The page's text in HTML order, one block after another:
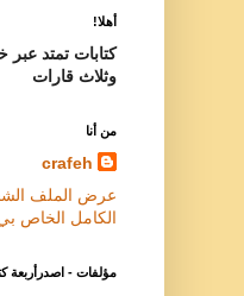
أهلا!
كتابات تمتد
وثلاث قارات
من أنا
crafeh
عرض الملف
الكامل الخاص
مؤلفات - اصدرأربعة